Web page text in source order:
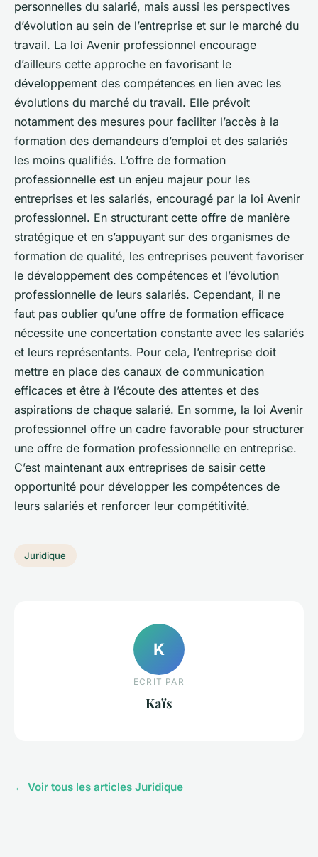
personnelles du salarié, mais aussi les perspectives
d’évolution au sein de l’entreprise et sur le marché du
travail. La loi Avenir professionnel encourage
d’ailleurs cette approche en favorisant le
développement des compétences en lien avec les
évolutions du marché du travail. Elle prévoit
notamment des mesures pour faciliter l’accès à la
formation des demandeurs d’emploi et des salariés
les moins qualifiés. L’offre de formation
professionnelle est un enjeu majeur pour les
entreprises et les salariés, encouragé par la loi Avenir
professionnel. En structurant cette offre de manière
stratégique et en s’appuyant sur des organismes de
formation de qualité, les entreprises peuvent favoriser
le développement des compétences et l’évolution
professionnelle de leurs salariés. Cependant, il ne
faut pas oublier qu’une offre de formation efficace
nécessite une concertation constante avec les salariés
et leurs représentants. Pour cela, l’entreprise doit
mettre en place des canaux de communication
efficaces et être à l’écoute des attentes et des
aspirations de chaque salarié. En somme, la loi Avenir
professionnel offre un cadre favorable pour structurer
une offre de formation professionnelle en entreprise.
C’est maintenant aux entreprises de saisir cette
opportunité pour développer les compétences de
leurs salariés et renforcer leur compétitivité.
Juridique
K
ECRIT PAR
Kaïs
← Voir tous les articles Juridique